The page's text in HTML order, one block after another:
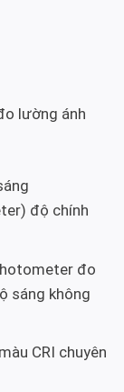
lường ánh
độ chính
đo
sáng không
CRI chuyên